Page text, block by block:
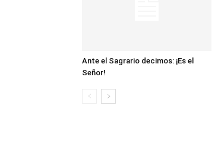
Ante el Sagrario decimos: ¡Es el
Señor!